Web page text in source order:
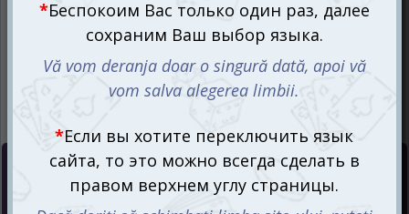
Цена :
150mdl